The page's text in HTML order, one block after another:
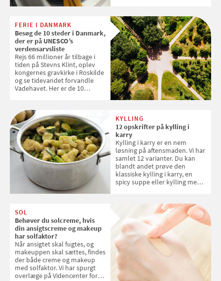
enkle råd til at spare penge på
tøjvasken
FERIE I DANMARK
Besøg de 10 steder i Danmark,
der er på UNESCO’s
verdensarvsliste
Rejs 66 millioner år tilbage i
tiden på Stevns Klint, oplev
kongernes gravkirke i Roskilde
og se tidevandet forvandle
Vadehavet. Her er de 10
KYLLING
12 opskrifter på kylling i
karry
Kylling i karry er en nem
løsning på aftensmaden. Vi har
samlet 12 varianter. Du kan
blandt andet prøve den
klassiske kylling i karry, en
spicy suppe eller kylling med
SOL
Behøver du solcreme, hvis
din ansigtscreme og makeup
har solfaktor?
Når ansigtet skal fugtes, og
makeuppen skal sættes, findes
der både creme og makeup
med solfaktor. Vi har spurgt
overlæge på Videncenter for